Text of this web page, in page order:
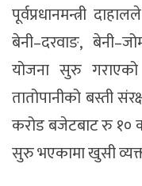
पूर्वप्रधानमन्त्री
बेनी–दरवाङ,
योजना सुरु गराएको
तातोपानीको बस्ती
करोड बजेटबाट रु १०
सुरु भएकामा खुसी